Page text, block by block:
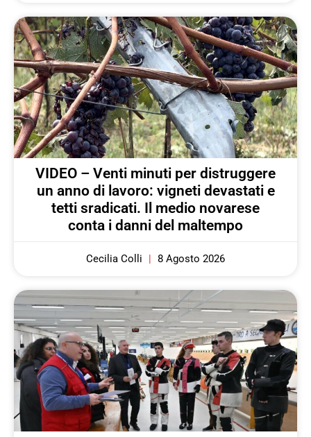
VIDEO – Venti minuti per distruggere
un anno di lavoro: vigneti devastati e
tetti sradicati. Il medio novarese
conta i danni del maltempo
Cecilia Colli 8 Agosto 2026